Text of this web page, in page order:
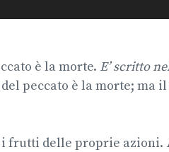
è la morte. E’ scritto
peccato è la morte; ma
frutti delle proprie azioni.